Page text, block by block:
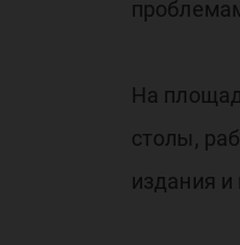
На
столы,
издания